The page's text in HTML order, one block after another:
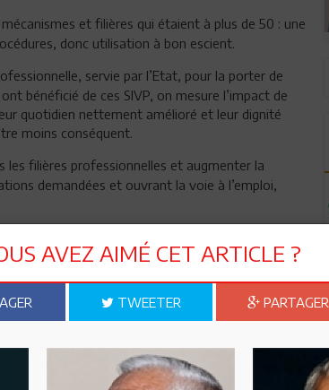
et filières qui étaient à plus de 50 : une
donc utilisation à bon escient.
servie par l’Etat, pour la porter de
bénéficié de ces SIVP, on mesure l’impact de
quotidien nettement amélioré et leur dignité
moins conséquent.
les filières professionnelles et augmenter la
demandées et ouvrant la voie à l’emploi,
apprécier l’état des potentialités et des besoins
filières de formation appropriées à chaque
responsabilité, avec cependant le soutien de
MD, rien que pour l’année 2009.
d’emploi et aux employeurs, des agents
en mains, connectés via internet aux bases de
conseils en recrutement et incitations. Les
à un, s’il le faut. Aucun effort ne sera épargné.
AVEZ AIMÉ CET ARTICLE ?
TWEETER PARTAGER